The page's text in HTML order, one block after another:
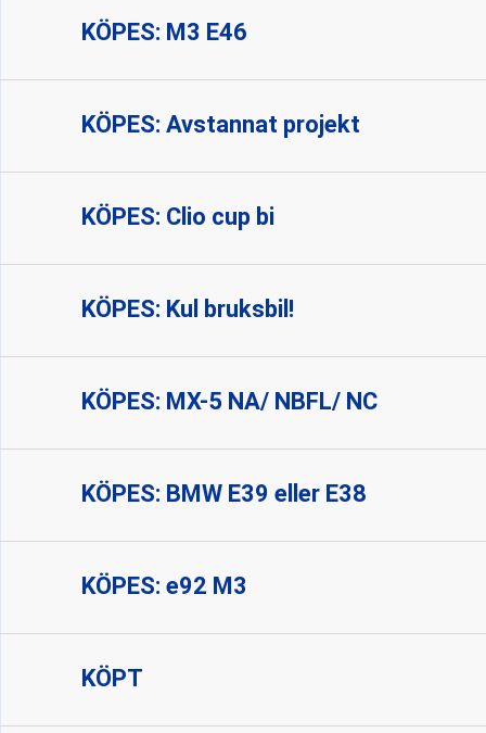
KÖPES: M3 E46
KÖPES: Avstannat projekt
KÖPES: Clio cup bi
KÖPES: Kul bruksbil!
KÖPES: MX-5 NA/ NBFL/ NC
KÖPES: BMW E39 eller E38
KÖPES: e92 M3
KÖPT